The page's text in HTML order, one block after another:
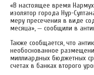
«В настоящее время
изолятор города Нур-
меру пресечения в виде
месяца», — сообщили в
Также сообщается, что
необоснованное
миллиардных бюджетных
счетах в банках второго